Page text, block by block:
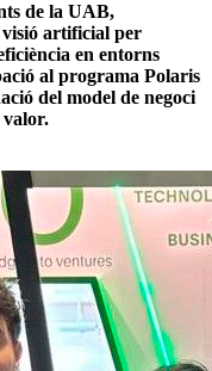
de la UAB,
visió artificial per
en entorns
al programa Polaris
del model de negoci
valor.